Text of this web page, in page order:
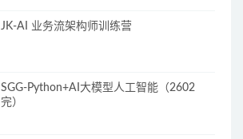
JK-AI 业务流架构师训练营
SGG-Python+AI大模型人工智能（2602
完）